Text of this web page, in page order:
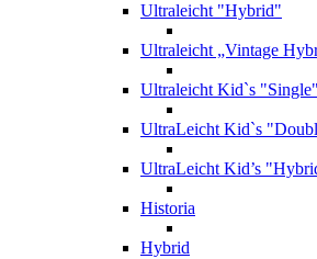
Ultraleicht "Hybrid"
Ultraleicht „Vintage
Ultraleicht Kid`s "Single"
UltraLeicht Kid`s
UltraLeicht Kid’s
Historia
Hybrid